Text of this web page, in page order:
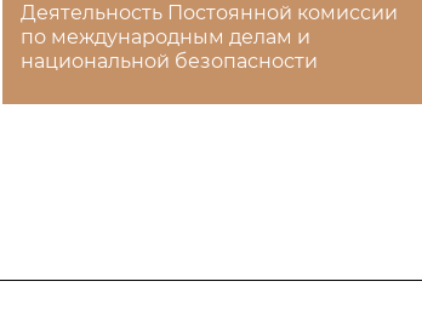
Деятельность Постоянной комиссии
по международным делам и
национальной безопасности